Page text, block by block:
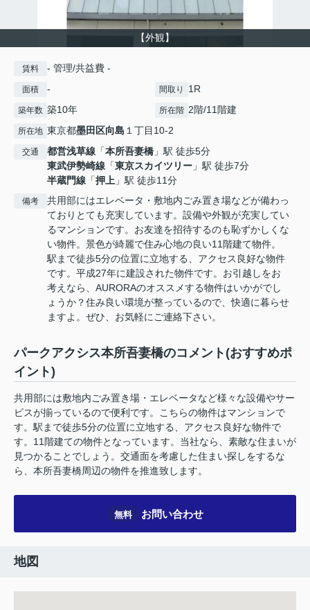
【外観】
賃料 - 管理/共益費 -
面積 - 間取り 1R
築年数 築10年 所在階 2階/11階建
所在地 東京都墨田区向島 １丁目10-2
交通 都営浅草線 「本所吾妻橋 」駅 徒歩5分
東武伊勢崎線 「東京スカイツリー 」駅 徒歩7分
半蔵門線 「押上 」駅 徒歩11分
備考
共用部にはエレベータ・敷地内ごみ置き場などが備わっ
ておりとても充実しています。設備や外観が充実してい
るマンションです。お友達を招待するのも恥ずかしくな
い物件。景色が綺麗で住み心地の良い11階建て物件。
駅まで徒歩5分の位置に立地する、アクセス良好な物件
です。平成27年に建設された物件です。お引越しをお
考えなら、AURORAのオススメする物件はいかがでし
ょうか？住み良い環境が整っているので、快適に暮らせ
ますよ。ぜひ、お気軽にご連絡下さい。
パークアクシス本所吾妻橋のコメント(おすすめポ
イント)
共用部には敷地内ごみ置き場・エレベータなど様々な設備やサー
ビスが揃っているので便利です。こちらの物件はマンションで
す。駅まで徒歩5分の位置に立地する、アクセス良好な物件で
す。11階建ての物件となっています。当社なら、素敵な住まいが
見つかることでしょう。交通面を考慮した住まい探しをするな
ら、本所吾妻橋周辺の物件を推進致します。
無料 お問い合わせ
地図